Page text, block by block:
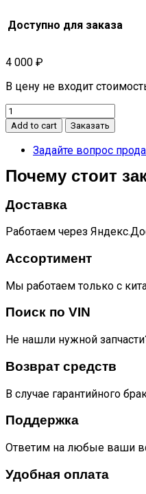
Доступно для заказа
4 000 ₽
В цену не входит
Крючок
замока
капота
quantity
Add to cart Заказать
Задайте вопрос
Почему стоит
Доставка
Работаем через
Ассортимент
Мы работаем только с
Поиск по VIN
Не нашли нужной
Возврат средств
В случае гарантийного
Поддержка
Ответим на любые ваши
Удобная оплата